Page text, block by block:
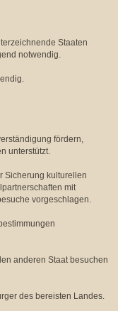
Staaten
notwendig.
fördern,
unterstützt.
Sicherung kulturellen
mit
vorgeschlagen.
anderen Staat besuchen
des bereisten Landes.